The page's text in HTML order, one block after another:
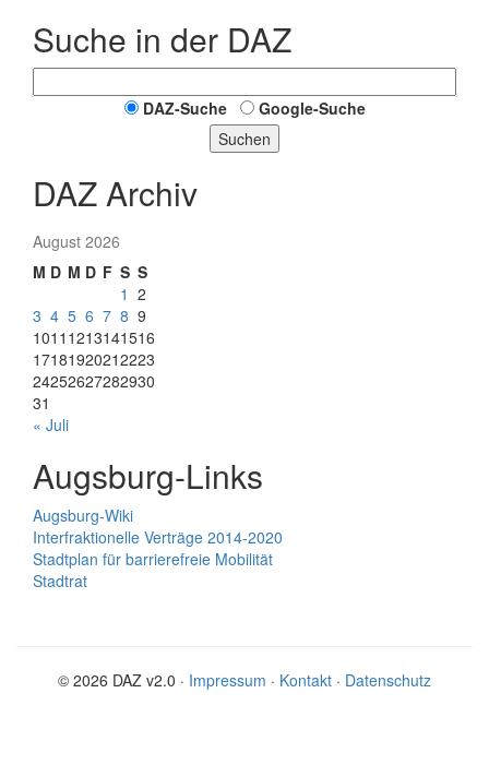
Suche in der DAZ
DAZ-Suche
Google-Suche
Suchen
DAZ Archiv
August 2026
M D M D F S S
1 2
3 4 5 6 7 8 9
1011 1213141516
17181920212223
24252627282930
31
« Juli
Augsburg-Links
Augsburg-Wiki
Interfraktionelle Verträge 2014-2020
Stadtplan für barrierefreie Mobilität
Stadtrat
© 2026 DAZ v2.0 · Impressum · Kontakt · Datenschutz